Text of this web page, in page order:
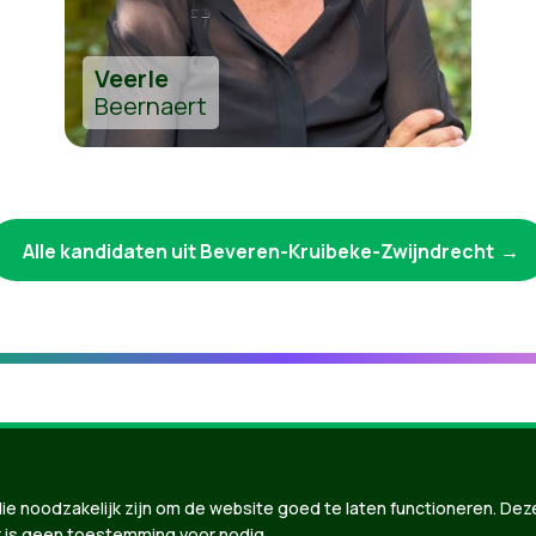
Veerle
Beernaert
Alle kandidaten uit Beveren-Kruibeke-Zwijndrecht
noodzakelijk zijn om de website goed te laten functioneren.